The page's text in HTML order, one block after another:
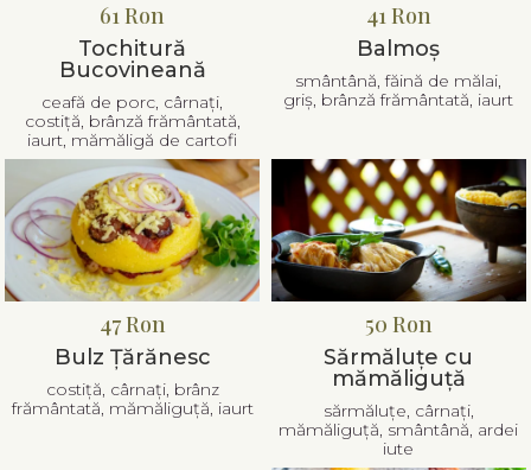
61 Ron
Tochitură
Bucovineană
ceafă de porc, cârnați,
costiță, brânză frământată,
iaurt, mămăligă de cartofi
47 Ron
Bulz Țărănesc
costiță, cârnați, brânz
frământată, mămăliguță, iaurt
41 Ron
Balmoș
smântână, făină de mălai,
griș, brânză frământată, iaurt
50 Ron
Sărmăluțe cu
mămăliguță
sărmăluțe, cârnați,
mămăliguță, smântână, ardei
iute